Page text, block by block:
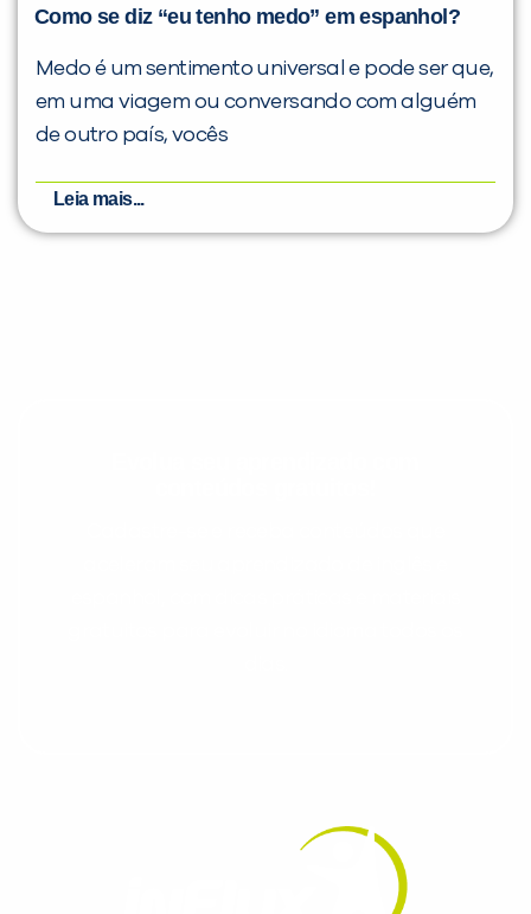
Como se diz “eu tenho medo” em espanhol?
Medo é um sentimento universal e pode ser que,
em uma viagem ou conversando com alguém
de outro país, vocês
Leia mais...